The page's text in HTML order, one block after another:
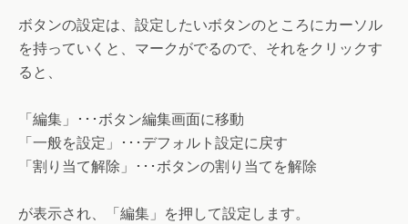
ボタンの設定は、設定したいボタンのところにカーソル
を持っていくと、マークがでるので、それをクリックす
ると、
「編集」･･･ボタン編集画面に移動
「一般を設定」･･･デフォルト設定に戻す
「割り当て解除」･･･ボタンの割り当てを解除
が表示され、「編集」を押して設定します。